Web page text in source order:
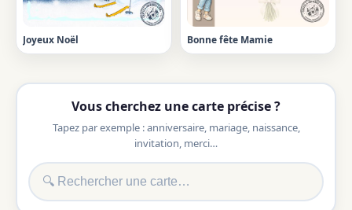
Joyeux Noël Bonne fête Mamie
Vous cherchez une carte précise ?
Tapez par exemple : anniversaire, mariage, naissance,
invitation, merci…